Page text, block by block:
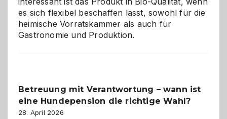
es sich flexibel beschaffen lässt, sowohl für die
heimische Vorratskammer als auch für
Gastronomie und Produktion.
Betreuung mit Verantwortung – wann ist
eine Hundepension die richtige Wahl?
28. April 2026